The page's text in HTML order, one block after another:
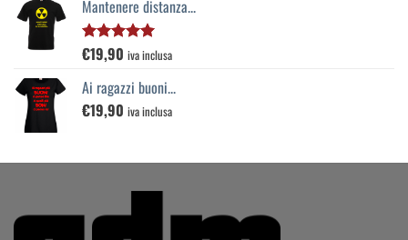
Mantenere distanza...
Valutato
5.00
€19,90 iva inclusa
Ai ragazzi buoni...
€19,90 iva inclusa